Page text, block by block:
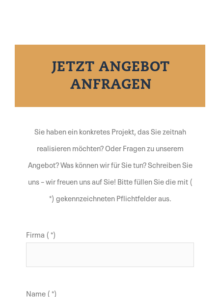
JETZT ANGEBOT
ANFRAGEN
Sie haben ein konkretes Projekt, das Sie zeitnah
realisieren möchten? Oder Fragen zu unserem
Angebot? Was können wir für Sie tun? Schreiben Sie
uns – wir freuen uns auf Sie! Bitte füllen Sie die mit (
*) gekennzeichneten Pflichtfelder aus.
Firma ( *)
Name ( *)